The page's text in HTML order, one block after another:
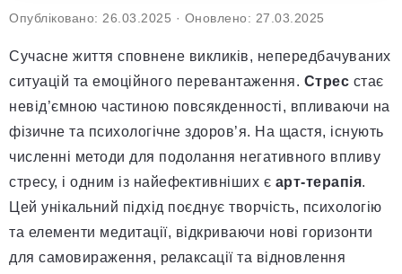
Опубліковано: 26.03.2025 · Оновлено: 27.03.2025
Сучасне життя сповнене викликів, непередбачуваних
ситуацій та емоційного перевантаження. Стрес стає
невід’ємною частиною повсякденності, впливаючи на
фізичне та психологічне здоров’я. На щастя, існують
численні методи для подолання негативного впливу
стресу, і одним із найефективніших є арт-терапія.
Цей унікальний підхід поєднує творчість, психологію
та елементи медитації, відкриваючи нові горизонти
для самовираження, релаксації та відновлення